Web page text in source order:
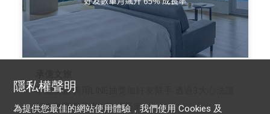
承億文旅善用LINE抽獎加好友幫手 透過3大心法讓
好友數單月飆升65%成長率
隱私權聲明
為提供您最佳的網站使用體驗，我們使用 Cookies 及